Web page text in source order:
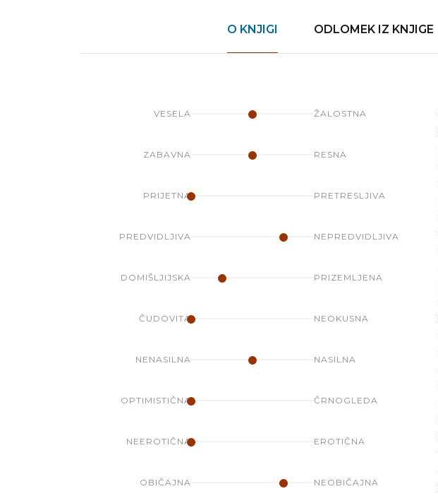
O KNJIGI ODLOMEK IZ KNJIGE
VESELA ŽALOSTNA
ZABAVNA RESNA
PRIJETNA PRETRESLJIVA
PREDVIDLJIVA NEPREDVIDLJIVA
DOMIŠLJIJSKA PRIZEMLJENA
ČUDOVITA NEOKUSNA
NENASILNA NASILNA
OPTIMISTIČNA ČRNOGLEDA
NEEROTIČNA EROTIČNA
OBIČAJNA NEOBIČAJNA